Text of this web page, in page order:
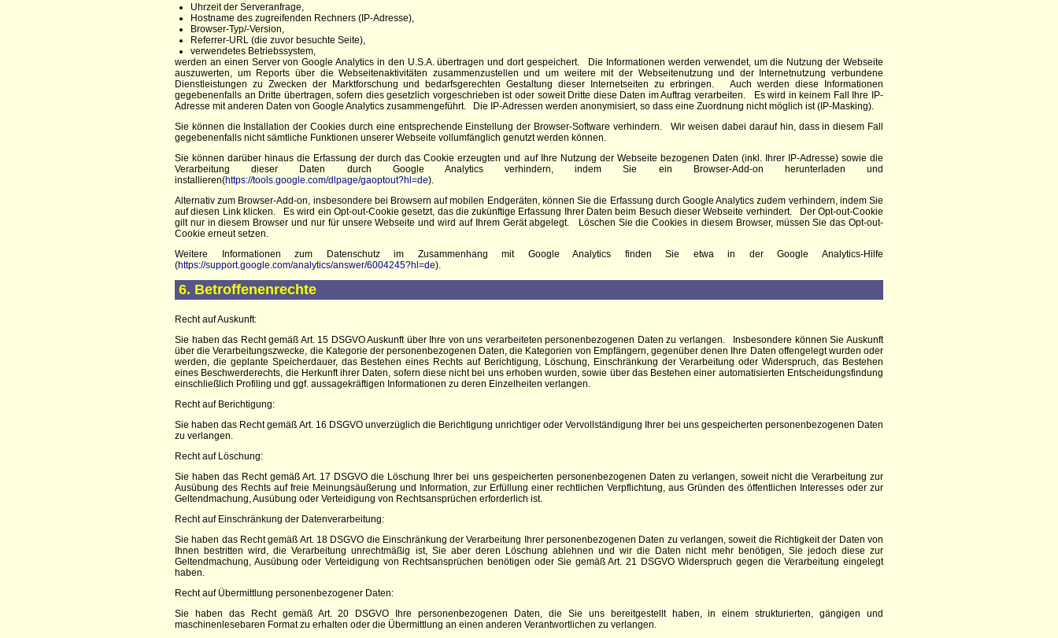
Uhrzeit der Serveranfrage,
Hostname des zugreifenden Rechners (IP-Adresse),
Browser-Typ/-Version,
Referrer-URL (die zuvor besuchte Seite),
verwendetes Betriebssystem,
werden an einen Server von Google Analytics in den U.S.A. übertragen und dort gespeichert. Die Informationen werden verwendet, um die Nutzung der Webseite
auszuwerten, um Reports über die Webseitenaktivitäten zusammenzustellen und um weitere mit der Webseitenutzung und der Internetnutzung verbundene
Dienstleistungen zu Zwecken der Marktforschung und bedarfsgerechten Gestaltung dieser Internetseiten zu erbringen. Auch werden diese Informationen
gegebenenfalls an Dritte übertragen, sofern dies gesetzlich vorgeschrieben ist oder soweit Dritte diese Daten im Auftrag verarbeiten. Es wird in keinem Fall Ihre IP-
Adresse mit anderen Daten von Google Analytics zusammengeführt. Die IP-Adressen werden anonymisiert, so dass eine Zuordnung nicht möglich ist (IP-Masking).
Sie können die Installation der Cookies durch eine entsprechende Einstellung der Browser-Software verhindern. Wir weisen dabei darauf hin, dass in diesem Fall
gegebenenfalls nicht sämtliche Funktionen unserer Webseite vollumfänglich genutzt werden können.
Sie können darüber hinaus die Erfassung der durch das Cookie erzeugten und auf Ihre Nutzung der Webseite bezogenen Daten (inkl. Ihrer IP-Adresse) sowie die
Verarbeitung dieser Daten durch Google Analytics verhindern, indem Sie ein Browser-Add-on herunterladen und
installieren(https://tools.google.com/dlpage/gaoptout?hl=de).
Alternativ zum Browser-Add-on, insbesondere bei Browsern auf mobilen Endgeräten, können Sie die Erfassung durch Google Analytics zudem verhindern, indem Sie
auf diesen Link klicken. Es wird ein Opt-out-Cookie gesetzt, das die zukünftige Erfassung Ihrer Daten beim Besuch dieser Webseite verhindert. Der Opt-out-Cookie
gilt nur in diesem Browser und nur für unsere Webseite und wird auf Ihrem Gerät abgelegt. Löschen Sie die Cookies in diesem Browser, müssen Sie das Opt-out-
Cookie erneut setzen.
Weitere Informationen zum Datenschutz im Zusammenhang mit Google Analytics finden Sie etwa in der Google Analytics-Hilfe
(https://support.google.com/analytics/answer/6004245?hl=de).
6. Betroffenenrechte
Recht auf Auskunft:
Sie haben das Recht gemäß Art. 15 DSGVO Auskunft über Ihre von uns verarbeiteten personenbezogenen Daten zu verlangen. Insbesondere können Sie Auskunft
über die Verarbeitungszwecke, die Kategorie der personenbezogenen Daten, die Kategorien von Empfängern, gegenüber denen Ihre Daten offengelegt wurden oder
werden, die geplante Speicherdauer, das Bestehen eines Rechts auf Berichtigung, Löschung, Einschränkung der Verarbeitung oder Widerspruch, das Bestehen
eines Beschwerderechts, die Herkunft ihrer Daten, sofern diese nicht bei uns erhoben wurden, sowie über das Bestehen einer automatisierten Entscheidungsfindung
einschließlich Profiling und ggf. aussagekräftigen Informationen zu deren Einzelheiten verlangen.
Recht auf Berichtigung:
Sie haben das Recht gemäß Art. 16 DSGVO unverzüglich die Berichtigung unrichtiger oder Vervollständigung Ihrer bei uns gespeicherten personenbezogenen Daten
zu verlangen.
Recht auf Löschung:
Sie haben das Recht gemäß Art. 17 DSGVO die Löschung Ihrer bei uns gespeicherten personenbezogenen Daten zu verlangen, soweit nicht die Verarbeitung zur
Ausübung des Rechts auf freie Meinungsäußerung und Information, zur Erfüllung einer rechtlichen Verpflichtung, aus Gründen des öffentlichen Interesses oder zur
Geltendmachung, Ausübung oder Verteidigung von Rechtsansprüchen erforderlich ist.
Recht auf Einschränkung der Datenverarbeitung:
Sie haben das Recht gemäß Art. 18 DSGVO die Einschränkung der Verarbeitung Ihrer personenbezogenen Daten zu verlangen, soweit die Richtigkeit der Daten von
Ihnen bestritten wird, die Verarbeitung unrechtmäßig ist, Sie aber deren Löschung ablehnen und wir die Daten nicht mehr benötigen, Sie jedoch diese zur
Geltendmachung, Ausübung oder Verteidigung von Rechtsansprüchen benötigen oder Sie gemäß Art. 21 DSGVO Widerspruch gegen die Verarbeitung eingelegt
haben.
Recht auf Übermittlung personenbezogener Daten:
Sie haben das Recht gemäß Art. 20 DSGVO Ihre personenbezogenen Daten, die Sie uns bereitgestellt haben, in einem strukturierten, gängigen und
maschinenlesebaren Format zu erhalten oder die Übermittlung an einen anderen Verantwortlichen zu verlangen.